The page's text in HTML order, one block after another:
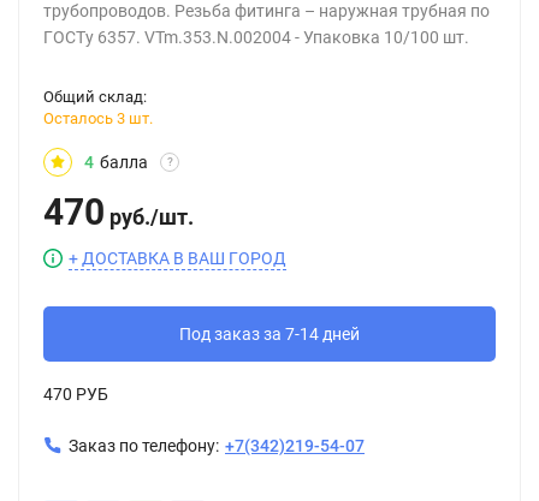
трубопроводов. Резьба фитинга – наружная трубная по
ГОСТу 6357. VTm.353.N.002004 - Упаковка 10/100 шт.
Общий склад:
Осталось 3 шт.
4 балла ?
470 руб./шт.
+ ДОСТАВКА В ВАШ ГОРОД
Под заказ за 7-14 дней
470 РУБ
Заказ по телефону: +7(342)219-54-07